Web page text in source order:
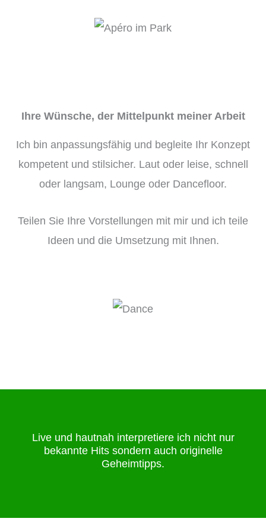
Ihre Wünsche, der Mittelpunkt meiner Arbeit
Ich bin anpassungsfähig und begleite Ihr Konzept
kompetent und stilsicher. Laut oder leise, schnell
oder langsam, Lounge oder Dancefloor.
Teilen Sie Ihre Vorstellungen mit mir und ich teile
Ideen und die Umsetzung mit Ihnen.
Live und hautnah interpretiere ich nicht nur
bekannte Hits sondern auch originelle
Geheimtipps.